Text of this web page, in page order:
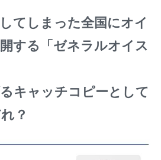
てしまった全国にオイ
する「ゼネラルオイス
キャッチコピーとして
？